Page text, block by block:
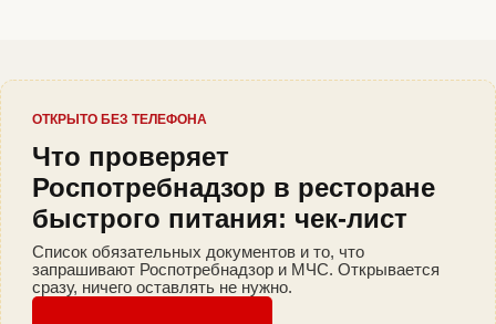
ОТКРЫТО БЕЗ ТЕЛЕФОНА
Что проверяет
Роспотребнадзор в ресторане
быстрого питания: чек-лист
Список обязательных документов и то, что
запрашивают Роспотребнадзор и МЧС. Открывается
сразу, ничего оставлять не нужно.